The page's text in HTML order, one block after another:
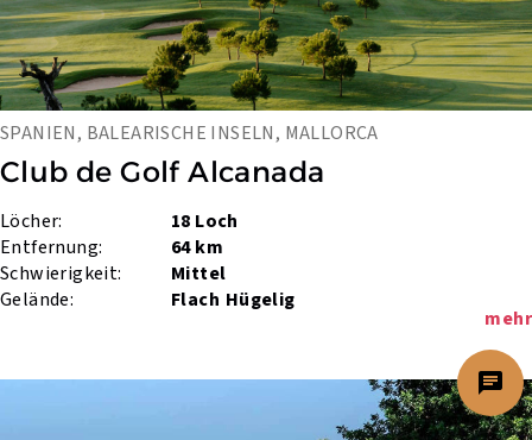
SPANIEN, BALEARISCHE INSELN, MALLORCA
Club de Golf Alcanada
Löcher:
18 Loch
Entfernung:
64 km
Schwierigkeit:
Mittel
Gelände:
Flach Hügelig
mehr
chat